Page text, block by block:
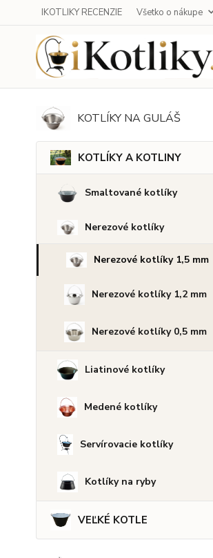
IKOTLIKY RECENZIE Všetko o nákupe
KOTLÍKY NA GULÁŠ
KOTLÍKY A KOTLINY
Smaltované kotlíky
Nerezové kotlíky
Nerezové kotlíky 1,5 mm
Nerezové kotlíky 1,2 mm
Nerezové kotlíky 0,5 mm
Liatinové kotlíky
Medené kotlíky
Servírovacie kotlíky
Kotlíky na ryby
VEĽKÉ KOTLE